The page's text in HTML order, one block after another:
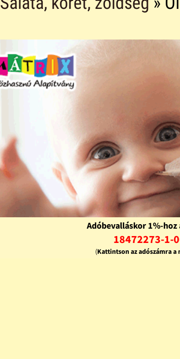
Adóbevalláskor 1%-hoz
18472273-1-
(Kattintson az adószámra a